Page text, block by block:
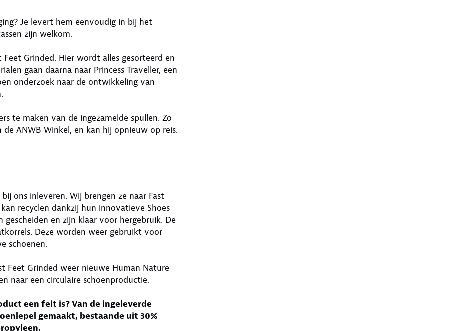
Je levert hem eenvoudig in bij het
zijn welkom.
Grinded. Hier wordt alles gesorteerd en
gaan daarna naar Princess Traveller, een
onderzoek naar de ontwikkeling van
te maken van de ingezamelde spullen. Zo
ANWB Winkel, en kan hij opnieuw op reis.
ons inleveren. Wij brengen ze naar Fast
recyclen dankzij hun innovatieve Shoes
en zijn klaar voor hergebruik. De
Deze worden weer gebruikt voor
schoenen.
Feet Grinded weer nieuwe Human Nature
naar een circulaire schoenproductie.
een feit is? Van de ingeleverde
gemaakt, bestaande uit 30%